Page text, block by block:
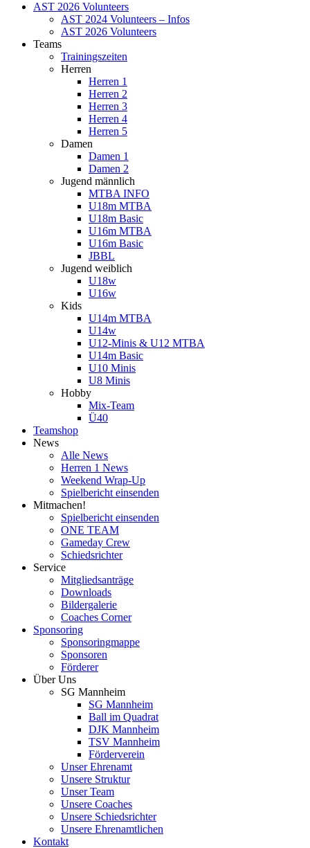
AST 2026 Volunteers
AST 2024 Volunteers – Infos
AST 2026 Volunteers
Teams
Trainingszeiten
Herren
Herren 1
Herren 2
Herren 3
Herren 4
Herren 5
Damen
Damen 1
Damen 2
Jugend männlich
MTBA INFO
U18m MTBA
U18m Basic
U16m MTBA
U16m Basic
JBBL
Jugend weiblich
U18w
U16w
Kids
U14m MTBA
U14w
U12-Minis & U12 MTBA
U14m Basic
U10 Minis
U8 Minis
Hobby
Mix-Team
Ü40
Teamshop
News
Alle News
Herren 1 News
Weekend Wrap-Up
Spielbericht einsenden
Mitmachen!
Spielbericht einsenden
ONE TEAM
Gameday Crew
Schiedsrichter
Service
Mitgliedsanträge
Downloads
Bildergalerie
Coaches Corner
Sponsoring
Sponsoringmappe
Sponsoren
Förderer
Über Uns
SG Mannheim
SG Mannheim
Ball im Quadrat
DJK Mannheim
TSV Mannheim
Förderverein
Unser Ehrenamt
Unsere Struktur
Unser Team
Unsere Coaches
Unsere Schiedsrichter
Unsere Ehrenamtlichen
Kontakt